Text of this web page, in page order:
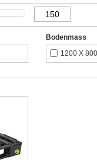
Bodenmass
1200 X 800